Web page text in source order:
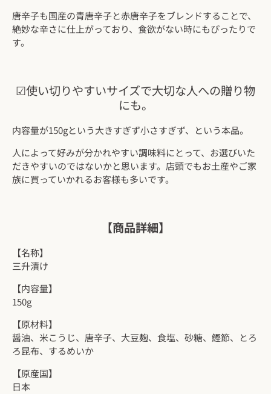
唐辛子も国産の青唐辛子と赤唐辛子をブレンドすることで、
絶妙な辛さに仕上がっており、食欲がない時にもぴったりで
す。
☑使い切りやすいサイズで大切な人への贈り物
にも。
内容量が150gという大きすぎず小さすぎず、という本品。
人によって好みが分かれやすい調味料にとって、お選びいた
だきやすいのではないかと思います。 店頭でもお土産やご家
族に買っていかれるお客様も多いです。
【商品詳細】
【名称】
三升漬け
【内容量】
150g
【原材料】
醤油、米こうじ、唐辛子、大豆麹、食塩、砂糖、鰹節、とろ
ろ昆布、するめいか
【原産国】
日本